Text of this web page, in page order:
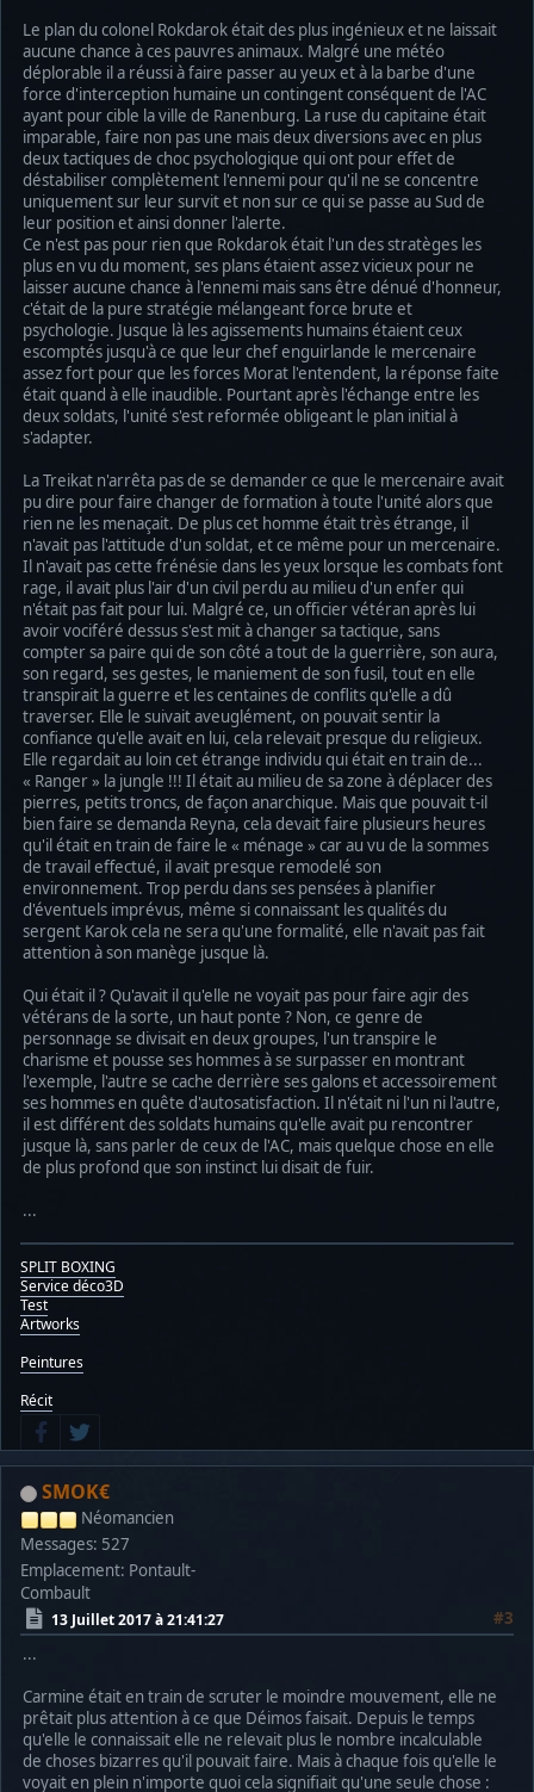
Le plan du colonel Rokdarok était des plus ingénieux et ne laissait
aucune chance à ces pauvres animaux. Malgré une météo
déplorable il a réussi à faire passer au yeux et à la barbe d'une
force d'interception humaine un contingent conséquent de l'AC
ayant pour cible la ville de Ranenburg. La ruse du capitaine était
imparable, faire non pas une mais deux diversions avec en plus
deux tactiques de choc psychologique qui ont pour effet de
déstabiliser complètement l'ennemi pour qu'il ne se concentre
uniquement sur leur survit et non sur ce qui se passe au Sud de
leur position et ainsi donner l'alerte.
Ce n'est pas pour rien que Rokdarok était l'un des stratèges les
plus en vu du moment, ses plans étaient assez vicieux pour ne
laisser aucune chance à l'ennemi mais sans être dénué d'honneur,
c'était de la pure stratégie mélangeant force brute et
psychologie. Jusque là les agissements humains étaient ceux
escomptés jusqu'à ce que leur chef enguirlande le mercenaire
assez fort pour que les forces Morat l'entendent, la réponse faite
était quand à elle inaudible. Pourtant après l'échange entre les
deux soldats, l'unité s'est reformée obligeant le plan initial à
s'adapter.
La Treikat n'arrêta pas de se demander ce que le mercenaire avait
pu dire pour faire changer de formation à toute l'unité alors que
rien ne les menaçait. De plus cet homme était très étrange, il
n'avait pas l'attitude d'un soldat, et ce même pour un mercenaire.
Il n'avait pas cette frénésie dans les yeux lorsque les combats font
rage, il avait plus l'air d'un civil perdu au milieu d'un enfer qui
n'était pas fait pour lui. Malgré ce, un officier vétéran après lui
avoir vociféré dessus s'est mit à changer sa tactique, sans
compter sa paire qui de son côté a tout de la guerrière, son aura,
son regard, ses gestes, le maniement de son fusil, tout en elle
transpirait la guerre et les centaines de conflits qu'elle a dû
traverser. Elle le suivait aveuglément, on pouvait sentir la
confiance qu'elle avait en lui, cela relevait presque du religieux.
Elle regardait au loin cet étrange individu qui était en train de...
« Ranger » la jungle !!! Il était au milieu de sa zone à déplacer des
pierres, petits troncs, de façon anarchique. Mais que pouvait t-il
bien faire se demanda Reyna, cela devait faire plusieurs heures
qu'il était en train de faire le « ménage » car au vu de la sommes
de travail effectué, il avait presque remodelé son
environnement. Trop perdu dans ses pensées à planifier
d'éventuels imprévus, même si connaissant les qualités du
sergent Karok cela ne sera qu'une formalité, elle n'avait pas fait
attention à son manège jusque là.
Qui était il ? Qu'avait il qu'elle ne voyait pas pour faire agir des
vétérans de la sorte, un haut ponte ? Non, ce genre de
personnage se divisait en deux groupes, l'un transpire le
charisme et pousse ses hommes à se surpasser en montrant
l'exemple, l'autre se cache derrière ses galons et accessoirement
ses hommes en quête d'autosatisfaction. Il n'était ni l'un ni l'autre,
il est différent des soldats humains qu'elle avait pu rencontrer
jusque là, sans parler de ceux de l'AC, mais quelque chose en elle
de plus profond que son instinct lui disait de fuir.
...
SPLIT BOXING
Service déco3D
Test
Artworks
Peintures
Récit
SMOK€
Néomancien
Messages: 527
Emplacement: Pontault-
Combault
13 Juillet 2017 à 21:41:27
#3
...
Carmine était en train de scruter le moindre mouvement, elle ne
prêtait plus attention à ce que Déimos faisait. Depuis le temps
qu'elle le connaissait elle ne relevait plus le nombre incalculable
de choses bizarres qu'il pouvait faire. Mais à chaque fois qu'elle le
voyait en plein n'importe quoi cela signifiait qu'une seule chose :